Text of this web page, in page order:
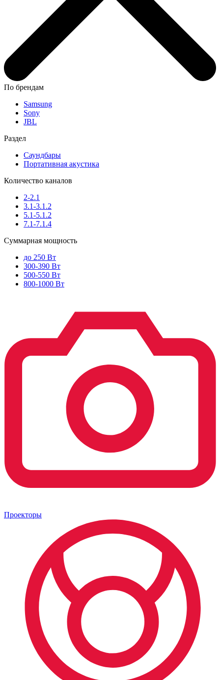
По брендам
Samsung
Sony
JBL
Раздел
Саундбары
Портативная акустика
Количество каналов
2-2.1
3.1-3.1.2
5.1-5.1.2
7.1-7.1.4
Суммарная мощность
до 250 Вт
300-390 Вт
500-550 Вт
800-1000 Вт
Проекторы